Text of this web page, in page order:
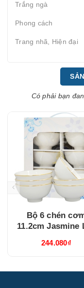
Trắng ngà
Phong cách
Trang nhã, Hiện đại
Có phải bạn
Bộ 6 chén
11.2cm Jasmine
(03119901406)
244.080₫